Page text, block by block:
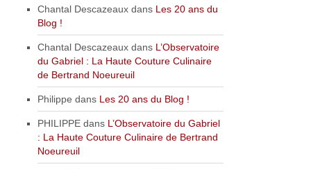
Chantal Descazeaux dans Les 20 ans du
Blog !
Chantal Descazeaux dans L’Observatoire
du Gabriel : La Haute Couture Culinaire
de Bertrand Noeureuil
Philippe dans Les 20 ans du Blog !
PHILIPPE dans L’Observatoire du Gabriel
: La Haute Couture Culinaire de Bertrand
Noeureuil